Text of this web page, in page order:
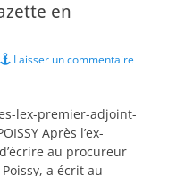
en
Laisser un commentaire
lex-premier-adjoint-
Après l’ex-
au procureur
a écrit au